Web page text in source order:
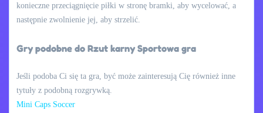
konieczne przeciągnięcie piłki w stronę bramki, aby wycelować, a
następnie zwolnienie jej, aby strzelić.
Gry podobne do Rzut karny Sportowa gra
Jeśli podoba Ci się ta gra, być może zainteresują Cię również inne
tytuły z podobną rozgrywką.
Mini Caps Soccer